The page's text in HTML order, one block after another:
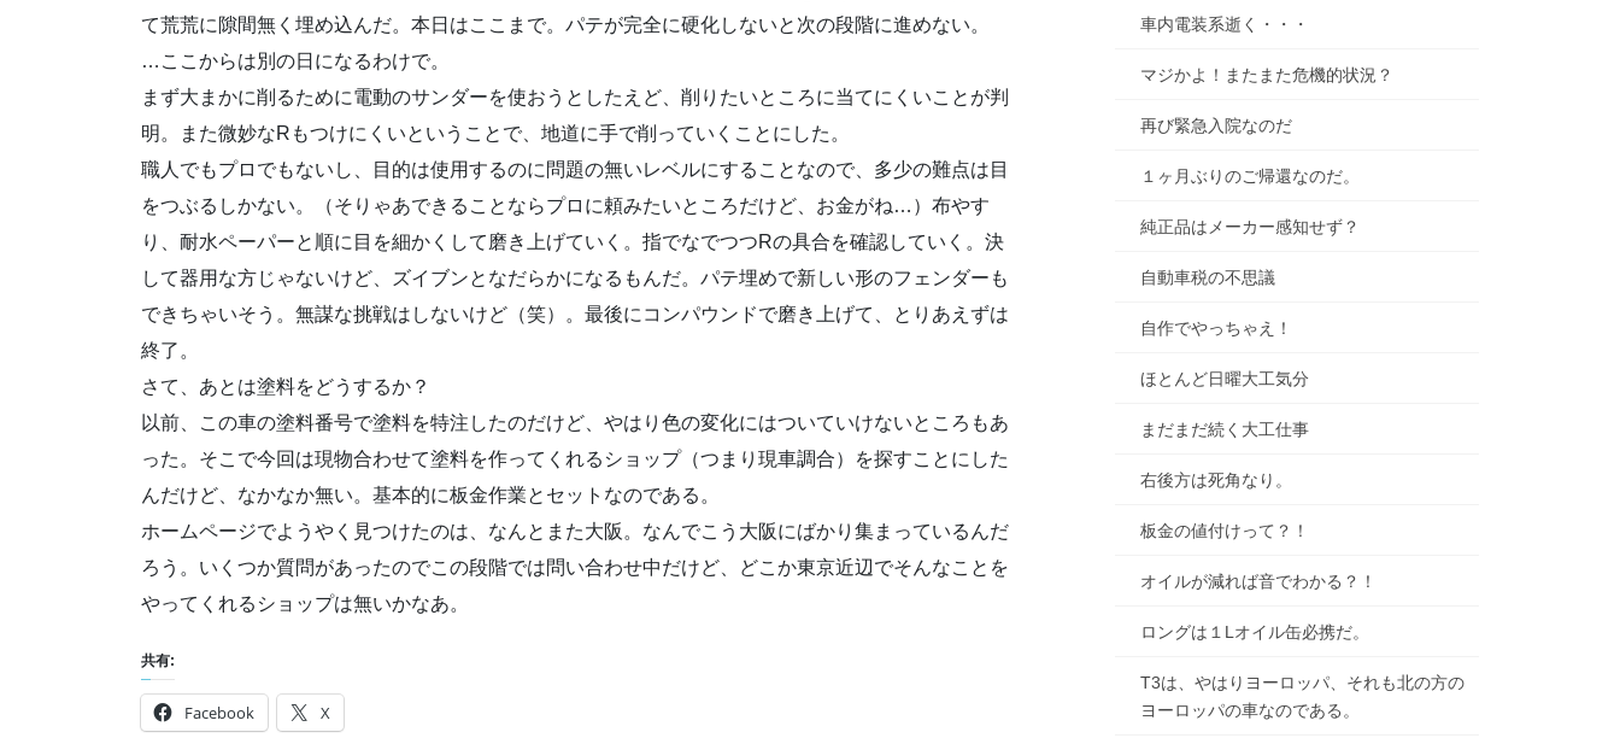
て荒荒に隙間無く埋め込んだ。本日はここまで。パテが完全に硬化しないと次の段階に進めない。
…ここからは別の日になるわけで。
まず大まかに削るために電動のサンダーを使おうとしたえど、削りたいところに当てにくいことが判
明。また微妙なRもつけにくいということで、地道に手で削っていくことにした。
職人でもプロでもないし、目的は使用するのに問題の無いレベルにすることなので、多少の難点は目
をつぶるしかない。（そりゃあできることならプロに頼みたいところだけど、お金がね…）布やす
り、耐水ペーパーと順に目を細かくして磨き上げていく。指でなでつつRの具合を確認していく。決
して器用な方じゃないけど、ズイブンとなだらかになるもんだ。パテ埋めで新しい形のフェンダーも
できちゃいそう。無謀な挑戦はしないけど（笑）。最後にコンパウンドで磨き上げて、とりあえずは
終了。
さて、あとは塗料をどうするか？
以前、この車の塗料番号で塗料を特注したのだけど、やはり色の変化にはついていけないところもあ
った。そこで今回は現物合わせて塗料を作ってくれるショップ（つまり現車調合）を探すことにした
んだけど、なかなか無い。基本的に板金作業とセットなのである。
ホームページでようやく見つけたのは、なんとまた大阪。なんでこう大阪にばかり集まっているんだ
ろう。いくつか質問があったのでこの段階では問い合わせ中だけど、どこか東京近辺でそんなことを
やってくれるショップは無いかなあ。
共有:
Facebook X
車内電装系逝く・・・
マジかよ！またまた危機的状況？
再び緊急入院なのだ
１ヶ月ぶりのご帰還なのだ。
純正品はメーカー感知せず？
自動車税の不思議
自作でやっちゃえ！
ほとんど日曜大工気分
まだまだ続く大工仕事
右後方は死角なり。
板金の値付けって？！
オイルが減れば音でわかる？！
ロングは１Lオイル缶必携だ。
T3は、やはりヨーロッパ、それも北の方の
ヨーロッパの車なのである。